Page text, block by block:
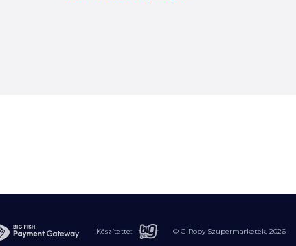
MEGRENDELÉS
Készítette: © G'Roby Szupermarketek, 2026